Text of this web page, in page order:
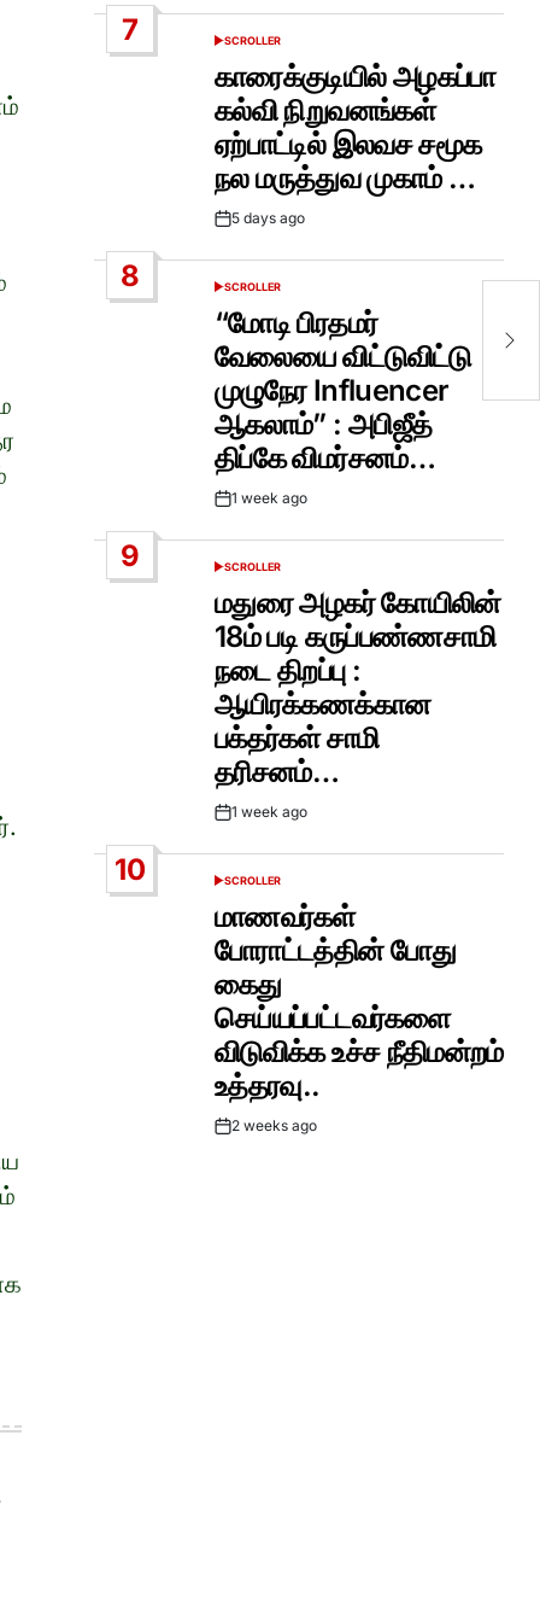
7
POSTED
SCROLLER
காரைக்குடியில் அழகப்பா
கல்வி நிறுவனங்கள்
ஏற்பாட்டில் இலவச சமூக
நல மருத்துவ முகாம் …
Post5 days ago
8
POSTED
SCROLLER
“மோடி பிரதமர்
வேலையை விட்டுவிட்டு
முழுநேர Influencer
ஆகலாம்” : அபிஜீத்
திப்கே விமர்சனம்…
Post1 week ago
9
POSTED
SCROLLER
மதுரை அழகர் கோயிலின்
18ம் படி கருப்பண்ணசாமி
நடை திறப்பு :
ஆயிரக்கணக்கான
பக்தர்கள் சாமி
தரிசனம்…
Post1 week ago
10
POSTED
SCROLLER
மாணவர்கள்
போராட்டத்தின் போது
கைது
செய்யப்பட்டவர்களை
விடுவிக்க உச்ச நீதிமன்றம்
உத்தரவு..
Post2 weeks ago